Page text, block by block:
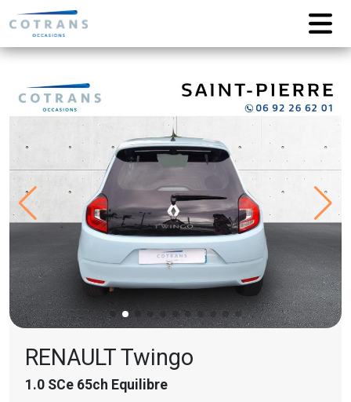
RENAULTTwingo
1.0 SCe 65ch Equilibre